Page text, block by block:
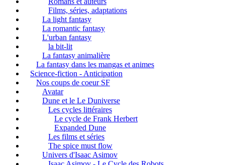
Films, séries, adaptations
La light fantasy
La romantic fantasy
L'urban fantasy
la bit-lit
La fantasy animalière
La fantasy dans les mangas et animes
Science-fiction - Anticipation
Nos coups de coeur SF
Avatar
Dune et le Le Duniverse
Les cycles littéraires
Le cycle de Frank Herbert
Expanded Dune
Les films et séries
The spice must flow
Univers d'Isaac Asimov